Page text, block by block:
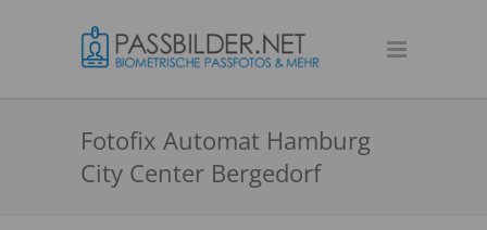
Fotofix Automat Hamburg
City Center Bergedorf